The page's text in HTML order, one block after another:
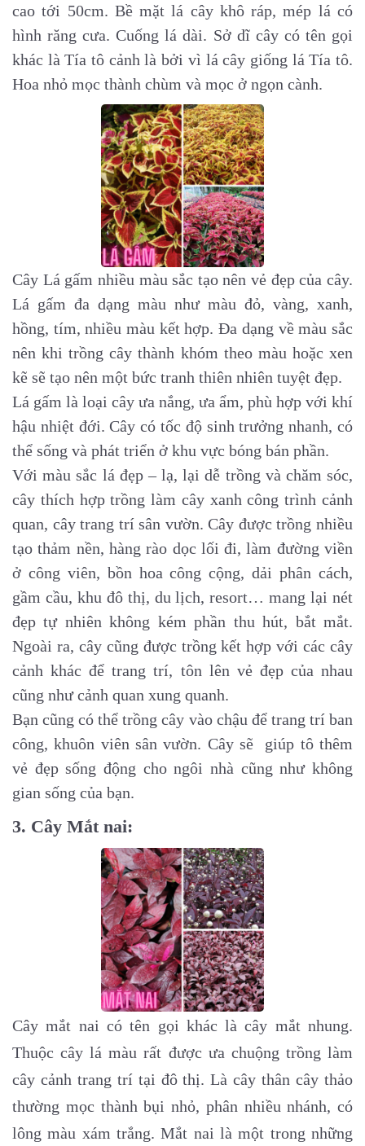
cao tới 50cm. Bề mặt lá cây khô ráp, mép lá có
hình răng cưa. Cuống lá dài. Sở dĩ cây có tên gọi
khác là Tía tô cảnh là bởi vì lá cây giống lá Tía tô.
Hoa nhỏ mọc thành chùm và mọc ở ngọn cành.
Cây Lá gấm nhiều màu sắc tạo nên vẻ đẹp của cây.
Lá gấm đa dạng màu như màu đỏ, vàng, xanh,
hồng, tím, nhiều màu kết hợp. Đa dạng về màu sắc
nên khi trồng cây thành khóm theo màu hoặc xen
kẽ sẽ tạo nên một bức tranh thiên nhiên tuyệt đẹp.
Lá gấm là loại cây ưa nắng, ưa ẩm, phù hợp với khí
hậu nhiệt đới. Cây có tốc độ sinh trưởng nhanh, có
thể sống và phát triển ở khu vực bóng bán phần.
Với màu sắc lá đẹp – lạ, lại dễ trồng và chăm sóc,
cây thích hợp trồng làm cây xanh công trình cảnh
quan, cây trang trí sân vườn. Cây được trồng nhiều
tạo thảm nền, hàng rào dọc lối đi, làm đường viền
ở công viên, bồn hoa công cộng, dải phân cách,
gầm cầu, khu đô thị, du lịch, resort… mang lại nét
đẹp tự nhiên không kém phần thu hút, bắt mắt.
Ngoài ra, cây cũng được trồng kết hợp với các cây
cảnh khác để trang trí, tôn lên vẻ đẹp của nhau
cũng như cảnh quan xung quanh.
Bạn cũng có thể trồng cây vào chậu để trang trí ban
công, khuôn viên sân vườn. Cây sẽ giúp tô thêm
vẻ đẹp sống động cho ngôi nhà cũng như không
gian sống của bạn.
3. Cây Mắt nai:
Cây mắt nai có tên gọi khác là cây mắt nhung.
Thuộc cây lá màu rất được ưa chuộng trồng làm
cây cảnh trang trí tại đô thị. Là cây thân cây thảo
thường mọc thành bụi nhỏ, phân nhiều nhánh, có
lông màu xám trắng. Mắt nai là một trong những